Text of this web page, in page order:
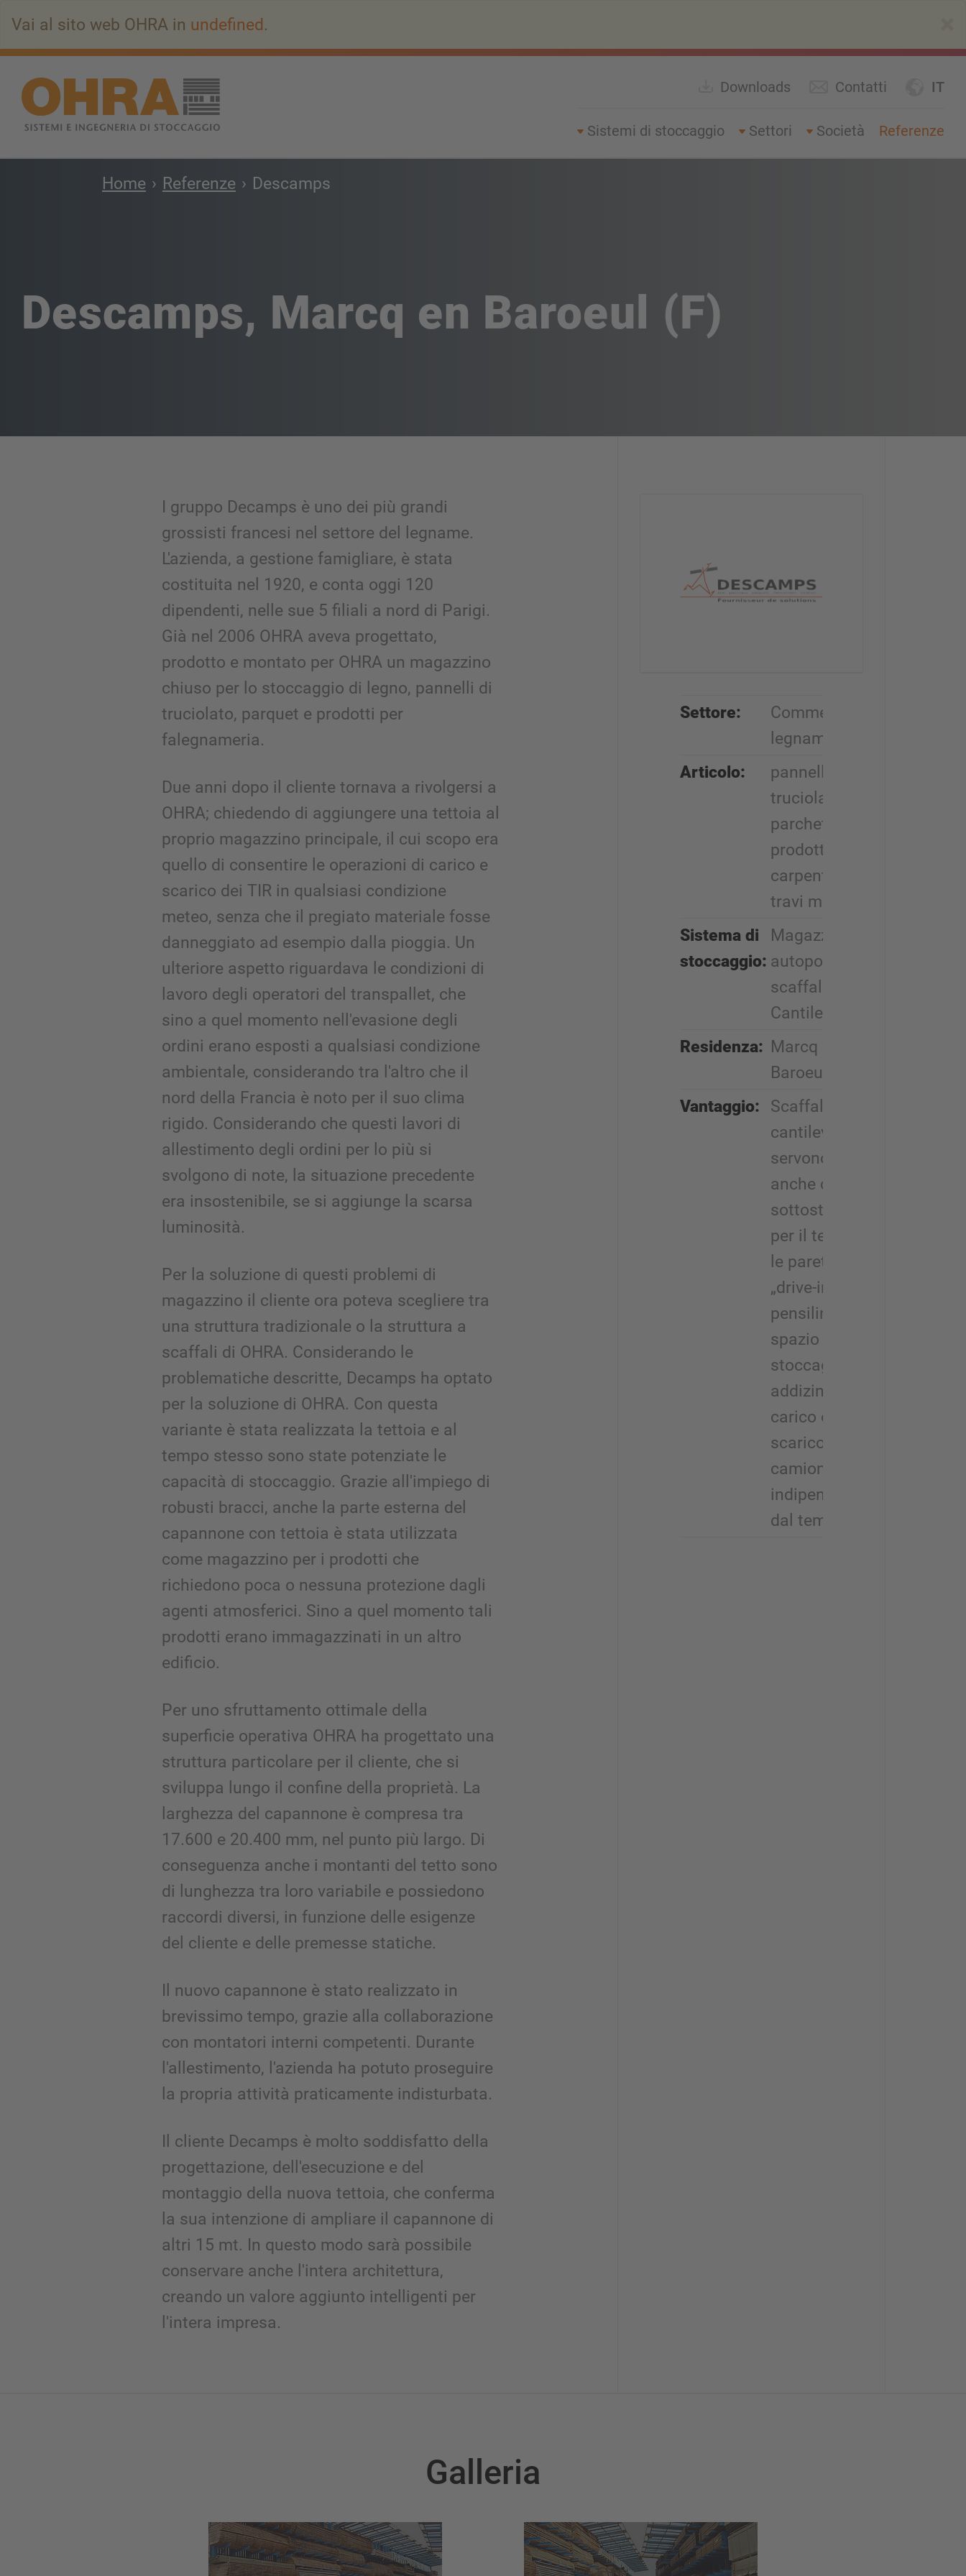
Vai al sito web OHRA in undefined.
IT
Downloads Contatti
Sistemi di stoccaggio Settori Società Referenze
Home Referenze Descamps
Descamps, Marcq en Baroeul (F)
I gruppo Decamps è uno dei più grandi
grossisti francesi nel settore del legname.
L'azienda, a gestione famigliare, è stata
costituita nel 1920, e conta oggi 120
dipendenti, nelle sue 5 filiali a nord di Parigi.
Già nel 2006 OHRA aveva progettato,
prodotto e montato per OHRA un magazzino
chiuso per lo stoccaggio di legno, pannelli di
truciolato, parquet e prodotti per
falegnameria.
Due anni dopo il cliente tornava a rivolgersi a
OHRA; chiedendo di aggiungere una tettoia al
proprio magazzino principale, il cui scopo era
quello di consentire le operazioni di carico e
scarico dei TIR in qualsiasi condizione
meteo, senza che il pregiato materiale fosse
danneggiato ad esempio dalla pioggia. Un
ulteriore aspetto riguardava le condizioni di
lavoro degli operatori del transpallet, che
sino a quel momento nell'evasione degli
ordini erano esposti a qualsiasi condizione
ambientale, considerando tra l'altro che il
nord della Francia è noto per il suo clima
rigido. Considerando che questi lavori di
allestimento degli ordini per lo più si
svolgono di note, la situazione precedente
era insostenibile, se si aggiunge la scarsa
luminosità.
Per la soluzione di questi problemi di
magazzino il cliente ora poteva scegliere tra
una struttura tradizionale o la struttura a
scaffali di OHRA. Considerando le
problematiche descritte, Decamps ha optato
per la soluzione di OHRA. Con questa
variante è stata realizzata la tettoia e al
tempo stesso sono state potenziate le
capacità di stoccaggio. Grazie all'impiego di
robusti bracci, anche la parte esterna del
capannone con tettoia è stata utilizzata
come magazzino per i prodotti che
richiedono poca o nessuna protezione dagli
agenti atmosferici. Sino a quel momento tali
prodotti erano immagazzinati in un altro
edificio.
Per uno sfruttamento ottimale della
superficie operativa OHRA ha progettato una
struttura particolare per il cliente, che si
sviluppa lungo il confine della proprietà. La
larghezza del capannone è compresa tra
17.600 e 20.400 mm, nel punto più largo. Di
conseguenza anche i montanti del tetto sono
di lunghezza tra loro variabile e possiedono
raccordi diversi, in funzione delle esigenze
del cliente e delle premesse statiche.
Il nuovo capannone è stato realizzato in
brevissimo tempo, grazie alla collaborazione
con montatori interni competenti. Durante
l'allestimento, l'azienda ha potuto proseguire
la propria attività praticamente indisturbata.
Il cliente Decamps è molto soddisfatto della
progettazione, dell'esecuzione e del
montaggio della nuova tettoia, che conferma
la sua intenzione di ampliare il capannone di
altri 15 mt. In questo modo sarà possibile
conservare anche l'intera architettura,
creando un valore aggiunto intelligenti per
l'intera impresa.
Settore:
Commercio di
legname
Articolo:
pannelli di
truciolare,
parchetto,
prodotti per
carpentierir,
travi maestri
Sistema di
stoccaggio:
Magazzini
autoportanti,
scaffali
Cantilever
Residenza: Marcq en
Baroeul (F)
Vantaggio:
Scaffali
cantilever
servono
anche come
sottostruttura
per il tetto e
le pareti, zona
„drive-in“ con
pensilina e
spazio di
stoccaggio
addizinale, il
carico e lo
scarico del
camion é
indipendente
dal tempo
Galleria